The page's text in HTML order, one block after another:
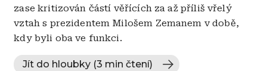
zase kritizován částí věřících za až příliš vřelý
vztah s prezidentem Milošem Zemanem v době,
kdy byli oba ve funkci.
Jít do hloubky (3 min čtení)